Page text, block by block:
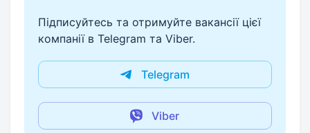
Підписуйтесь та отримуйте вакансії цієї
компанії в Telegram та Viber.
Telegram
Viber